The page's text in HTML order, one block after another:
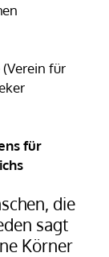
für
für
die
sagt
Körner